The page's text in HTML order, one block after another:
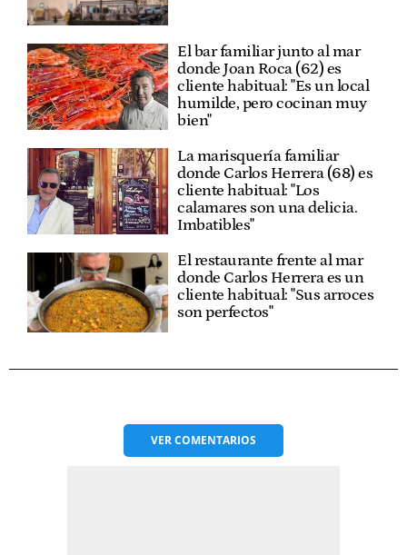
El bar familiar junto al mar
donde Joan Roca (62) es
cliente habitual: "Es un local
humilde, pero cocinan muy
bien"
La marisquería familiar
donde Carlos Herrera (68) es
cliente habitual: "Los
calamares son una delicia.
Imbatibles"
El restaurante frente al mar
donde Carlos Herrera es un
cliente habitual: "Sus arroces
son perfectos"
VERCOMENTARIOS